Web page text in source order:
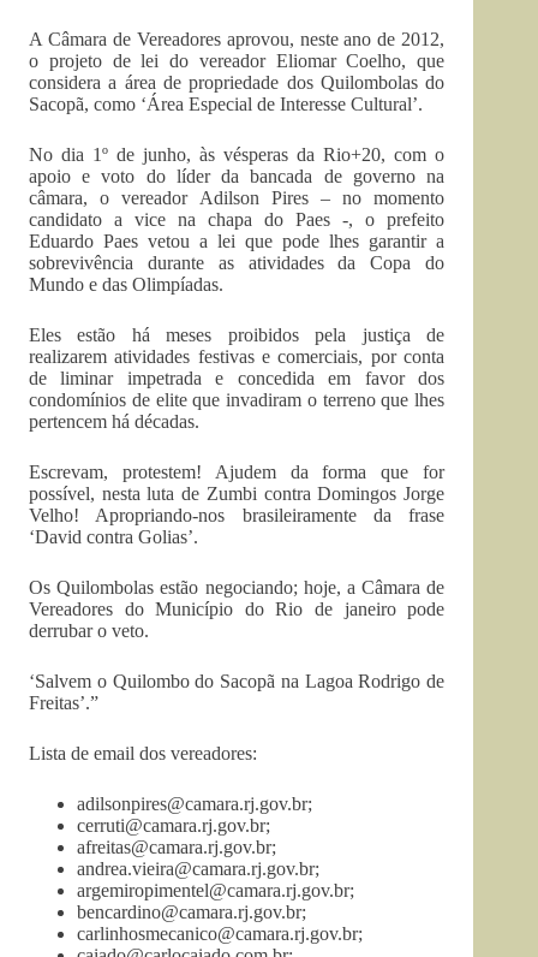
A Câmara de Vereadores aprovou, neste ano de 2012,
o projeto de lei do vereador Eliomar Coelho, que
considera a área de propriedade dos Quilombolas do
Sacopã, como ‘Área Especial de Interesse Cultural’.
No dia 1º de junho, às vésperas da Rio+20, com o
apoio e voto do líder da bancada de governo na
câmara, o vereador Adilson Pires – no momento
candidato a vice na chapa do Paes -, o prefeito
Eduardo Paes vetou a lei que pode lhes garantir a
sobrevivência durante as atividades da Copa do
Mundo e das Olimpíadas.
Eles estão há meses proibidos pela justiça de
realizarem atividades festivas e comerciais, por conta
de liminar impetrada e concedida em favor dos
condomínios de elite que invadiram o terreno que lhes
pertencem há décadas.
Escrevam, protestem! Ajudem da forma que for
possível, nesta luta de Zumbi contra Domingos Jorge
Velho! Apropriando-nos brasileiramente da frase
‘David contra Golias’.
Os Quilombolas estão negociando; hoje, a Câmara de
Vereadores do Município do Rio de janeiro pode
derrubar o veto.
‘Salvem o Quilombo do Sacopã na Lagoa Rodrigo de
Freitas’.”
Lista de email dos vereadores:
adilsonpires@camara.rj.gov.br;
cerruti@camara.rj.gov.br;
afreitas@camara.rj.gov.br;
andrea.vieira@camara.rj.gov.br;
argemiropimentel@camara.rj.gov.br;
bencardino@camara.rj.gov.br;
carlinhosmecanico@camara.rj.gov.br;